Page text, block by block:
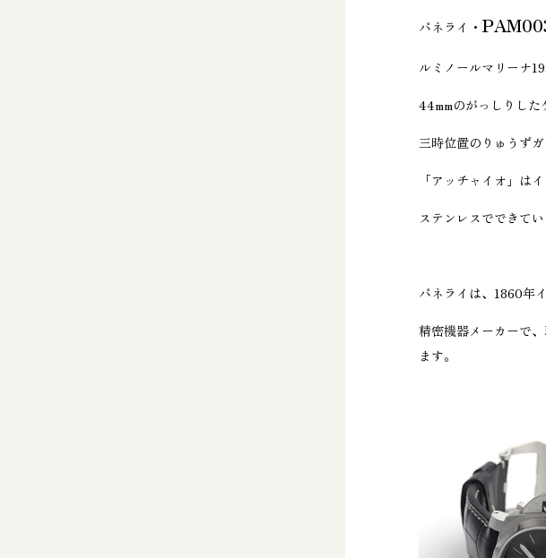
パネライ・
ルミノールマリーナ
44mmのがっしりした
三時位置のりゅうず
「アッチャイオ」は
ステンレスでできて
パネライは、1860年
精密機器メーカーで
ます。